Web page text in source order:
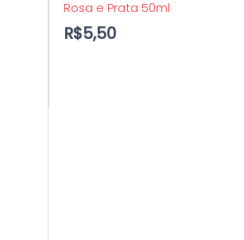
Rosa e Prata 50ml
R$5,50